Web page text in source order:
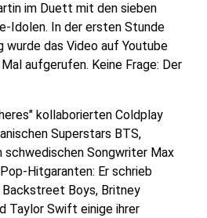
im Duett mit den sieben
Idolen. In der ersten Stunde
das Video auf Youtube
aufgerufen. Keine Frage: Der
kollaborierten Coldplay
Superstars BTS,
schwedischen Songwriter Max
Hitgaranten: Er schrieb
Boys, Britney
Taylor Swift einige ihrer